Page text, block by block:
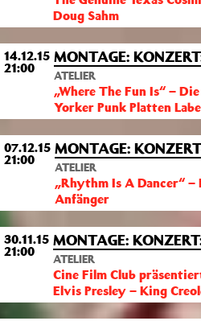
Doug Sahm
14.12.15
21:00
MONTAGE:
ATELIER
„Where The Fun Is“ –
Yorker Punk Platten
07.12.15
21:00
MONTAGE:
ATELIER
„Rhythm Is A Dancer“
Anfänger
30.11.15
21:00
MONTAGE:
ATELIER
Cine Film Club
Elvis Presley – King